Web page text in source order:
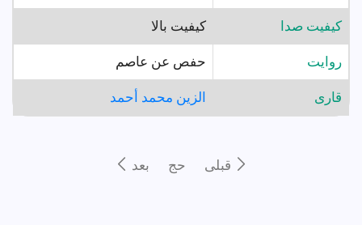
کیفیت صدا کیفیت بالا
روايت حفص عن عاصم
قارى الزين محمد أحمد
قبلى حج بعد